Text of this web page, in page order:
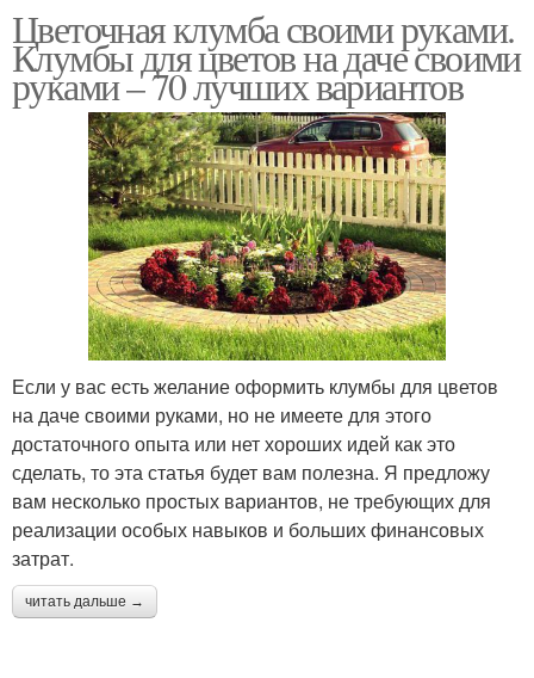
Цветочная клумба своими руками.
Клумбы для цветов на даче своими
руками – 70 лучших вариантов
Если у вас есть желание оформить клумбы для цветов
на даче своими руками, но не имеете для этого
достаточного опыта или нет хороших идей как это
сделать, то эта статья будет вам полезна. Я предложу
вам несколько простых вариантов, не требующих для
реализации особых навыков и больших финансовых
затрат.
читать дальше →